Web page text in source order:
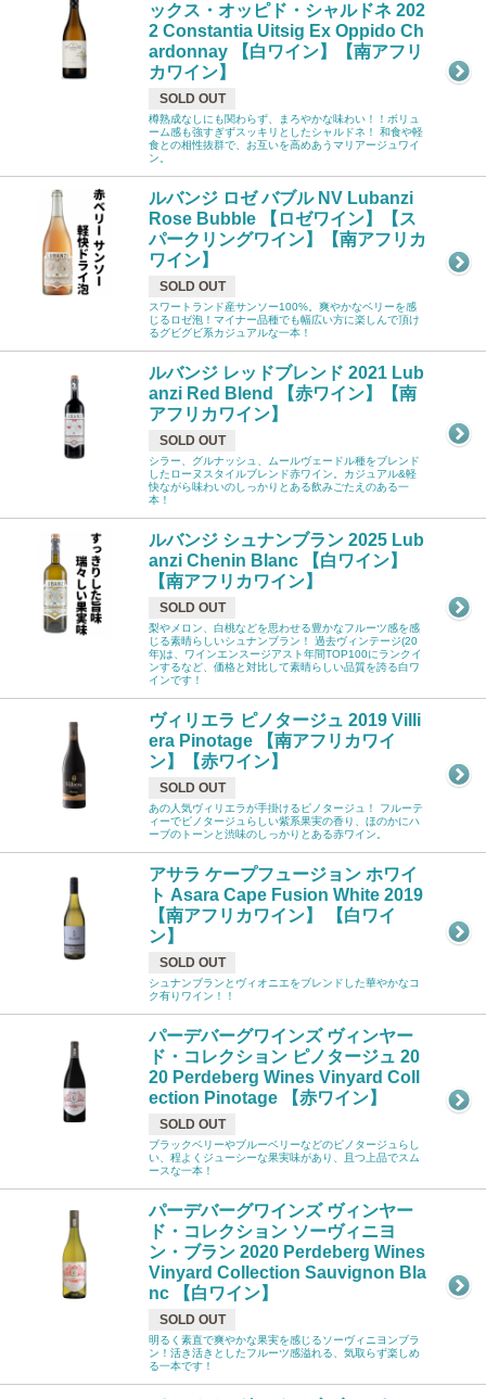
ックス・オッピド・シャルドネ 202
2 Constantia Uitsig Ex Oppido Ch
ardonnay 【白ワイン】【南アフリ
カワイン】
SOLD OUT
樽熟成なしにも関わらず、まろやかな味わい！！ボリュ
ーム感も強すぎずスッキリとしたシャルドネ！ 和食や軽
食との相性抜群で、お互いを高めあうマリアージュワイ
ン。
ルバンジ ロゼ バブル NV Lubanzi
Rose Bubble 【ロゼワイン】【ス
パークリングワイン】【南アフリカ
ワイン】
SOLD OUT
スワートランド産サンソー100%。爽やかなベリーを感
じるロゼ泡！マイナー品種でも幅広い方に楽しんで頂け
るグビグビ系カジュアルな一本！
ルバンジ レッドブレンド 2021 Lub
anzi Red Blend 【赤ワイン】【南
アフリカワイン】
SOLD OUT
シラー、グルナッシュ、ムールヴェードル種をブレンド
したローヌスタイルブレンド赤ワイン。カジュアル&軽
快ながら味わいのしっかりとある飲みごたえのある一
本！
ルバンジ シュナンブラン 2025 Lub
anzi Chenin Blanc 【白ワイン】
【南アフリカワイン】
SOLD OUT
梨やメロン、白桃などを思わせる豊かなフルーツ感を感
じる素晴らしいシュナンブラン！ 過去ヴィンテージ(20
年)は、ワインエンスージアスト年間TOP100にランクイ
ンするなど、価格と対比して素晴らしい品質を誇る白ワ
インです！
ヴィリエラ ピノタージュ 2019 Villi
era Pinotage 【南アフリカワイ
ン】【赤ワイン】
SOLD OUT
あの人気ヴィリエラが手掛けるピノタージュ！ フルーテ
ィーでピノタージュらしい紫系果実の香り、ほのかにハ
ーブのトーンと渋味のしっかりとある赤ワイン。
アサラ ケープフュージョン ホワイ
ト Asara Cape Fusion White 2019
【南アフリカワイン】 【白ワイ
ン】
SOLD OUT
シュナンブランとヴィオニエをブレンドした華やかなコ
ク有りワイン！！
パーデバーグワインズ ヴィンヤー
ド・コレクション ピノタージュ 20
20 Perdeberg Wines Vinyard Coll
ection Pinotage 【赤ワイン】
SOLD OUT
ブラックベリーやブルーベリーなどのピノタージュらし
い、程よくジューシーな果実味があり、且つ上品でスム
ースな一本！
パーデバーグワインズ ヴィンヤー
ド・コレクション ソーヴィニヨ
ン・ブラン 2020 Perdeberg Wines
Vinyard Collection Sauvignon Bla
nc 【白ワイン】
SOLD OUT
明るく素直で爽やかな果実を感じるソーヴィニヨンブラ
ン！活き活きとしたフルーツ感溢れる、気取らず楽しめ
る一本です！